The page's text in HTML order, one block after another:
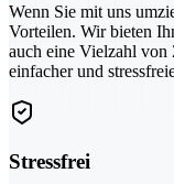
Wenn Sie mit uns
Vorteilen. Wir bieten
auch eine Vielzahl von
einfacher und
Stressfrei